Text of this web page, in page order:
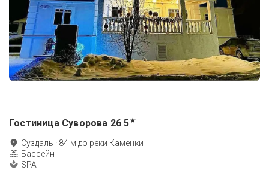
Гостиница Суворова 26 5★
Суздаль · 84 м до реки Каменки
Бассейн
SPA